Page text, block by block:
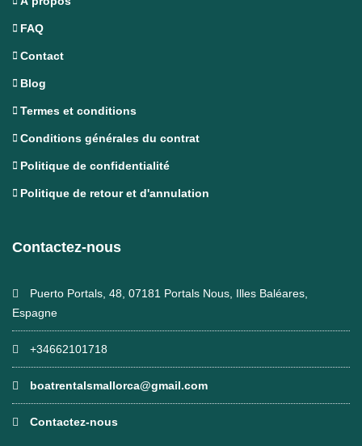
FAQ
Contact
Blog
Termes et conditions
Conditions générales du contrat
Politique de confidentialité
Politique de retour et d'annulation
Contactez-nous
Puerto Portals, 48, 07181 Portals Nous, Illes Baléares,
Espagne
+34662101718
boatrentalsmallorca@gmail.com
Contactez-nous